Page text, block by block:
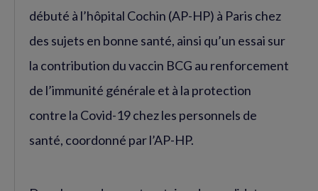
débuté à l’hôpital Cochin (AP-HP) à Paris chez
des sujets en bonne santé, ainsi qu’un essai sur
la contribution du vaccin BCG au renforcement
de l’immunité générale et à la protection
contre la Covid-19 chez les personnels de
santé, coordonné par l’AP-HP.